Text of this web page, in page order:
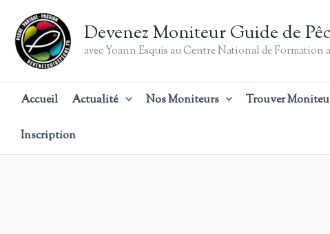
contenu
Devenez Moniteur Guide de
avec Yoann Esquis au Centre National de Formation
Accueil Actualité Nos Moniteurs Trouver
Inscription